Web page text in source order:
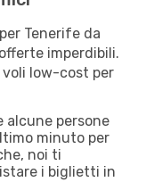
Tenerife da
imperdibili.
low-cost per
alcune persone
minuto per
noi ti
i biglietti in